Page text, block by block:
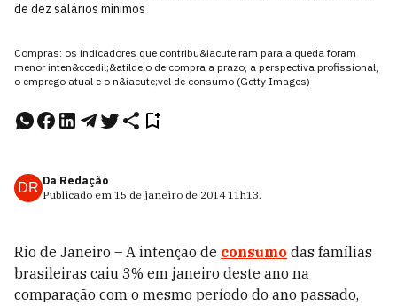
de dez salários mínimos
Compras: os indicadores que contribu&iacute;ram para a queda foram
menor inten&ccedil;&atilde;o de compra a prazo, a perspectiva profissional,
o emprego atual e o n&iacute;vel de consumo (Getty Images)
DR Da Redação
Publicado em 15 de janeiro de 2014 11h13.
Rio de Janeiro – A intenção de consumo das famílias
brasileiras caiu 3% em janeiro deste ano na
comparação com o mesmo período do ano passado,